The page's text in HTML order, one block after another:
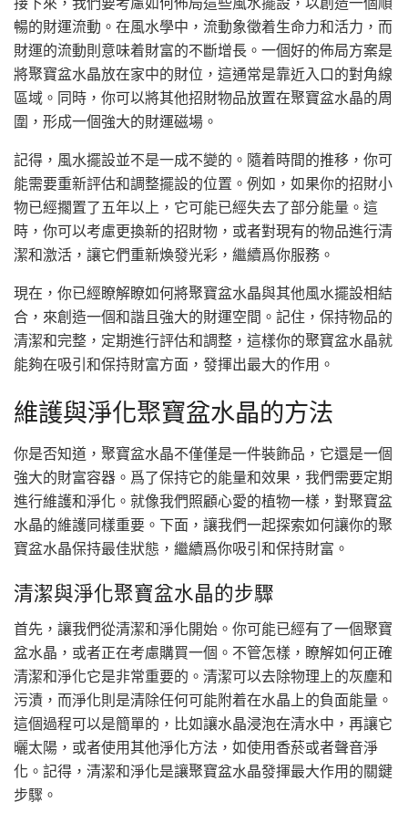
暢的財運流動。在風水學中，流動象徵着生命力和活力，而
財運的流動則意味着財富的不斷增長。一個好的佈局方案是
將聚寶盆水晶放在家中的財位，這通常是靠近入口的對角線
區域。同時，你可以將其他招財物品放置在聚寶盆水晶的周
圍，形成一個強大的財運磁場。
記得，風水擺設並不是一成不變的。隨着時間的推移，你可
能需要重新評估和調整擺設的位置。例如，如果你的招財小
物已經擱置了五年以上，它可能已經失去了部分能量。這
時，你可以考慮更換新的招財物，或者對現有的物品進行清
潔和激活，讓它們重新煥發光彩，繼續爲你服務。
現在，你已經瞭解瞭如何將聚寶盆水晶與其他風水擺設相結
合，來創造一個和諧且強大的財運空間。記住，保持物品的
清潔和完整，定期進行評估和調整，這樣你的聚寶盆水晶就
能夠在吸引和保持財富方面，發揮出最大的作用。
維護與淨化聚寶盆水晶的方法
你是否知道，聚寶盆水晶不僅僅是一件裝飾品，它還是一個
強大的財富容器。爲了保持它的能量和效果，我們需要定期
進行維護和淨化。就像我們照顧心愛的植物一樣，對聚寶盆
水晶的維護同樣重要。下面，讓我們一起探索如何讓你的聚
寶盆水晶保持最佳狀態，繼續爲你吸引和保持財富。
清潔與淨化聚寶盆水晶的步驟
首先，讓我們從清潔和淨化開始。你可能已經有了一個聚寶
盆水晶，或者正在考慮購買一個。不管怎樣，瞭解如何正確
清潔和淨化它是非常重要的。清潔可以去除物理上的灰塵和
污漬，而淨化則是清除任何可能附着在水晶上的負面能量。
這個過程可以是簡單的，比如讓水晶浸泡在清水中，再讓它
曬太陽，或者使用其他淨化方法，如使用香菸或者聲音淨
化。記得，清潔和淨化是讓聚寶盆水晶發揮最大作用的關鍵
步驟。